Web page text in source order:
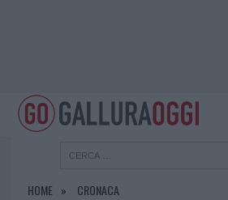
HOME CRONACA